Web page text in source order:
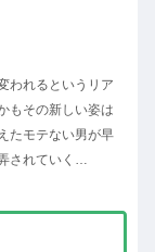
われるというリア
もその新しい姿は
たモテない男が早
されていく…